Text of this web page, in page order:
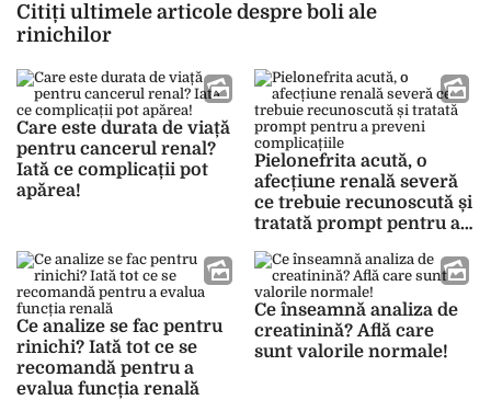
Citiți ultimele articole despre boli ale
rinichilor
Care este durata de viață
pentru cancerul renal?
Iată ce complicații pot
apărea!
Pielonefrita acută, o
afecțiune renală severă
ce trebuie recunoscută și
tratată prompt pentru a
Ce analize se fac pentru
rinichi? Iată tot ce se
recomandă pentru a
evalua funcția renală
Ce înseamnă analiza de
creatinină? Află care
sunt valorile normale!